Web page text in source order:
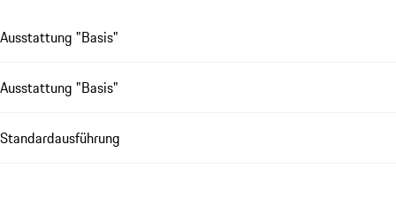
Ausstattung "Basis"
Ausstattung "Basis"
Standardausführung